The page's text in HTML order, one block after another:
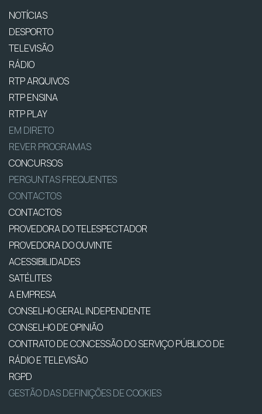
NOTÍCIAS
DESPORTO
TELEVISÃO
RÁDIO
RTP ARQUIVOS
RTP ENSINA
RTP PLAY
EM DIRETO
REVER PROGRAMAS
CONCURSOS
PERGUNTAS FREQUENTES
CONTACTOS
CONTACTOS
PROVEDORA DO TELESPECTADOR
PROVEDORA DO OUVINTE
ACESSIBILIDADES
SATÉLITES
A EMPRESA
CONSELHO GERAL INDEPENDENTE
CONSELHO DE OPINIÃO
CONTRATO DE CONCESSÃO DO SERVIÇO PÚBLICO DE
RÁDIO E TELEVISÃO
RGPD
GESTÃO DAS DEFINIÇÕES DE COOKIES